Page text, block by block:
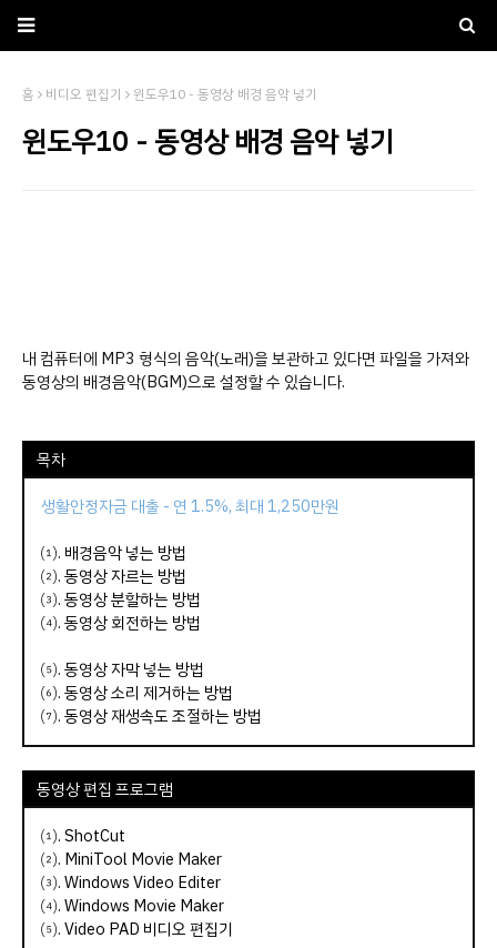
홈 비디오 편집기 윈도우10 - 동영상 배경 음악 넣기
윈도우10 - 동영상 배경 음악 넣기
내 컴퓨터에 MP3 형식의 음악(노래)을 보관하고 있다면 파일을 가져와
동영상의 배경음악(BGM)으로 설정할 수 있습니다.
목차
생활안정자금 대출 - 연 1.5%, 최대 1,250만원
⑴. 배경음악 넣는 방법
⑵.동영상 자르는 방법
⑶.동영상 분할하는 방법
⑷.동영상 회전하는 방법
⑸.동영상 자막 넣는 방법
⑹.동영상 소리 제거하는 방법
⑺.동영상 재생속도 조절하는 방법
동영상 편집 프로그램
⑴.ShotCut
⑵. MiniTool Movie Maker
⑶.Windows Video Editer
⑷.Windows Movie Maker
⑸.Video PAD 비디오 편집기